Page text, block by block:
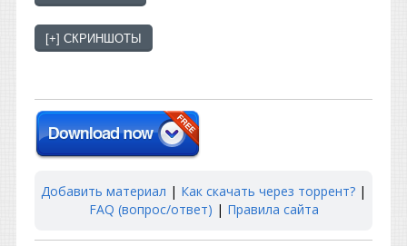
Добавить материал | Как скачать через торрент? |
FAQ (вопрос/ответ) | Правила сайта